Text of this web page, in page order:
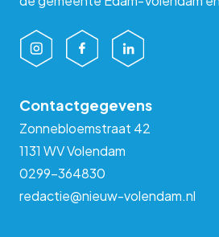
Contactgegevens
Zonnebloemstraat 42
1131 WV Volendam
0299-364830
redactie@nieuw-volendam.nl